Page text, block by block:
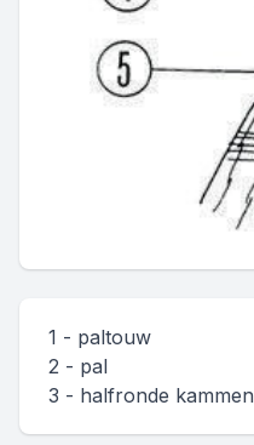
1 - paltouw
2 - pal
3 - halfronde kammen